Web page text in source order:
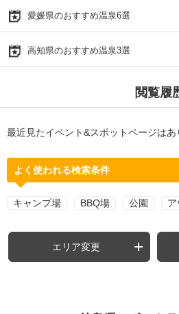
愛媛県のおすすめ温泉6選
高知県のおすすめ温泉3選
閲覧履
最近見たイベント&スポットページはあ
よく使われる検索条件
キャンプ場 BBQ場 公園
エリア変更